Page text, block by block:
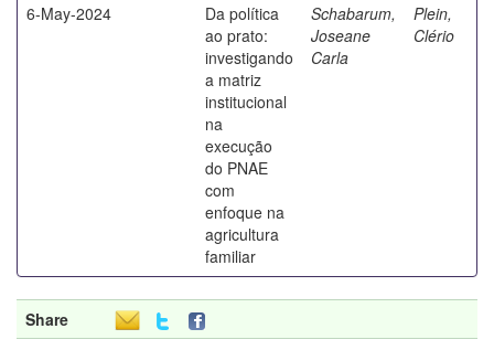
6-May-2024
Da política
ao prato:
investigando
a matriz
institucional
na
execução
do PNAE
com
enfoque na
agricultura
familiar
Schabarum,
Joseane
Carla
Plein,
Clério
Share